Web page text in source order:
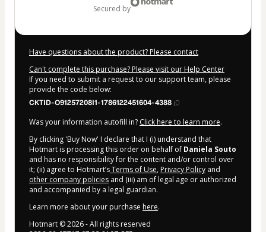
secured by
Have questions about the product? Please contact
Can't complete this purchase? Please visit our Help Center
If you need to submit a request to our support team, please
provide the code below:
CKTID-O91257208I1-1786122451604-4388
Was your information autofill in? Click here to learn more.
By clicking 'Buy Now' I declare that I (i) understand that
Hotmart is processing this order on behalf of Daniela Souto
and has no responsibility for the content and/or control over
it; (ii) agree to Hotmart’sTerms of Use, Privacy Policy and
other company policies and (iii) am of legal age or authorized
and accompanied by a legal guardian.
Learn more about your purchase here.
Hotmart ©2026- All rights reserved